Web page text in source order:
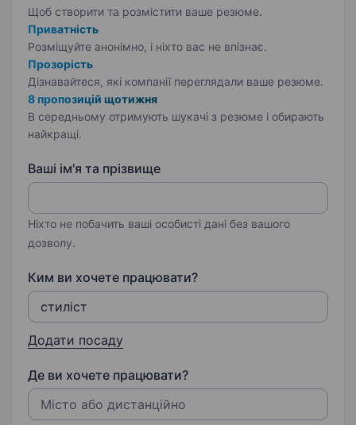
Щоб створити та розмістити ваше резюме.
Приватність
Розміщуйте анонімно, і ніхто вас не впізнає.
Прозорість
Дізнавайтеся, які компанії переглядали ваше резюме.
8 пропозицій щотижня
В середньому отримують шукачі з резюме і обирають
найкращі.
Ваші ім'я та прізвище
Ніхто не побачить ваші особисті дані без вашого
дозволу.
Ким ви хочете працювати?
Додати посаду
Де ви хочете працювати?